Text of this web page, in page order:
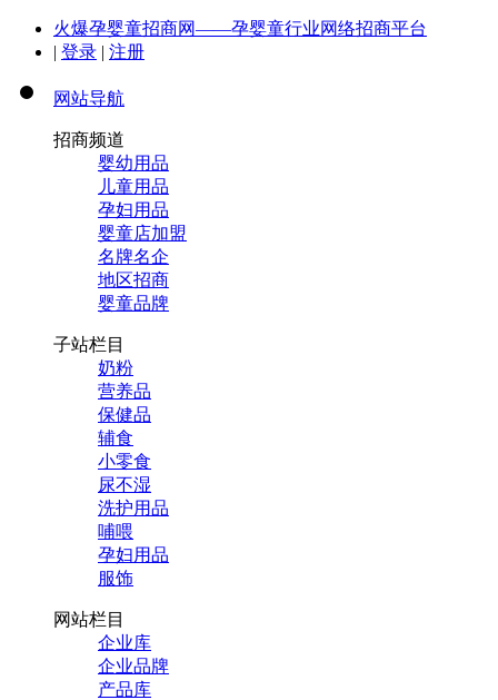
火爆孕婴童招商网——孕婴童行业网络招商平台
| 登录 | 注册
网站导航
招商频道
婴幼用品
儿童用品
孕妇用品
婴童店加盟
名牌名企
地区招商
婴童品牌
子站栏目
奶粉
营养品
保健品
辅食
小零食
尿不湿
洗护用品
哺喂
孕妇用品
服饰
网站栏目
企业库
企业品牌
产品库